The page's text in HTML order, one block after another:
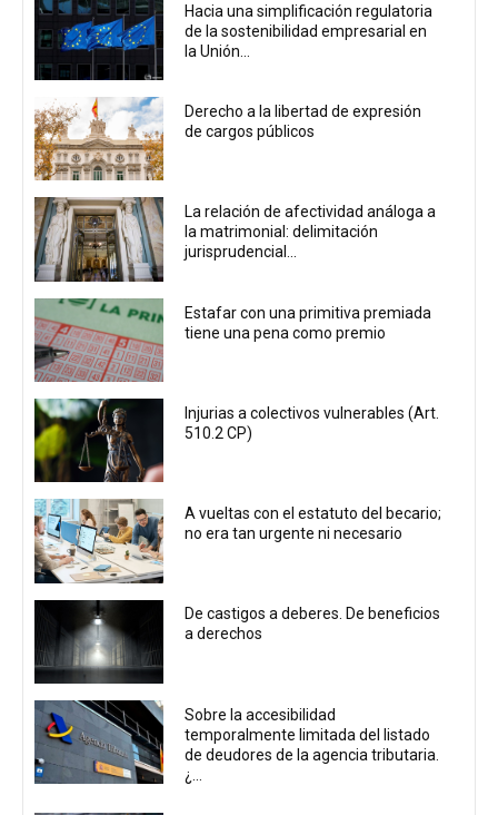
Hacia una simplificación regulatoria
de la sostenibilidad empresarial en
la Unión...
Derecho a la libertad de expresión
de cargos públicos
La relación de afectividad análoga a
la matrimonial: delimitación
jurisprudencial...
Estafar con una primitiva premiada
tiene una pena como premio
Injurias a colectivos vulnerables (Art.
510.2 CP)
A vueltas con el estatuto del becario;
no era tan urgente ni necesario
De castigos a deberes. De beneficios
a derechos
Sobre la accesibilidad
temporalmente limitada del listado
de deudores de la agencia tributaria.
¿...